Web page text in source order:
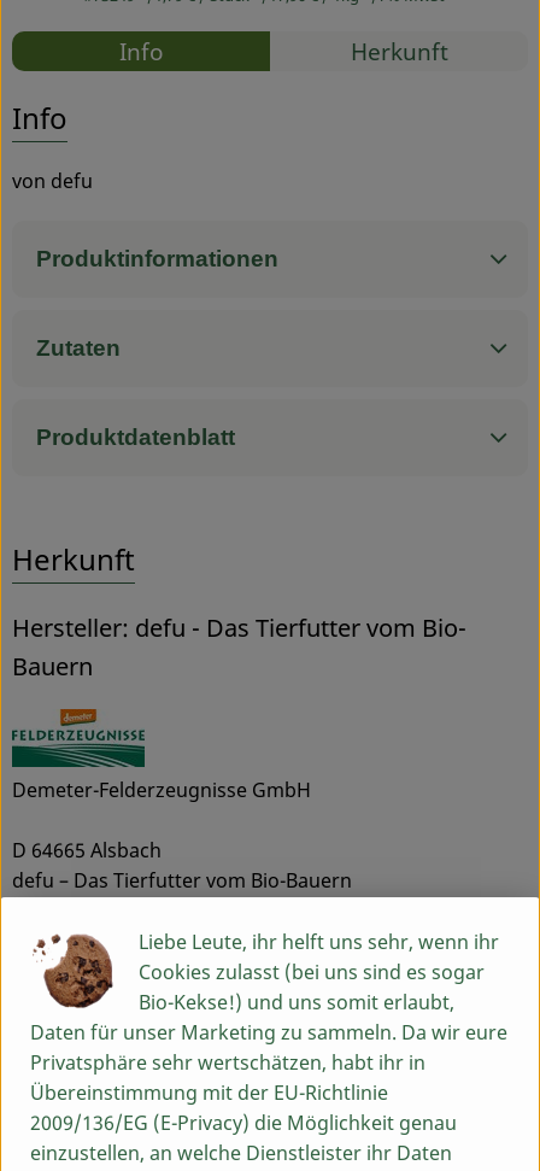
Über uns
Service
Rezepte
Info Herkunft
Info
von defu
Produktinformationen
Zutaten
Produktdatenblatt
Herkunft
Hersteller: defu - Das Tierfutter vom Bio-
Bauern
Demeter-Felderzeugnisse GmbH
D 64665 Alsbach
defu – Das Tierfutter vom Bio-Bauern
die Erzeugergemeinschaft der defu Bio-Bauern das Ziel,
gesunde Tiernahrung unter der Voraussetzung
herzustellen, dass auch die gehaltenen Nutztiere auf
den Höfen wesens- und artgerecht leben. Alle
Futtersorten sind sorgfältig auf die
ernährungsphysiologischen Bedürfnisse von Hunden
und Katzen unterschiedlicher Größen und
verschiedenen Alters abgestimmt. Neben der Bio-
Liebe Leute, ihr helft uns sehr, wenn ihr
Cookies zulasst (bei uns sind es sogar
Bio-Kekse!) und uns somit erlaubt,
Daten für unser Marketing zu sammeln. Da wir eure
Privatsphäre sehr wertschätzen, habt ihr in
Übereinstimmung mit der EU-Richtlinie
2009/136/EG (E-Privacy) die Möglichkeit genau
einzustellen, an welche Dienstleister ihr Daten